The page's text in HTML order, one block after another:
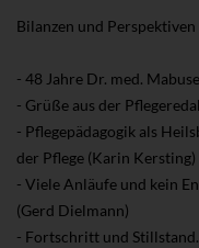
Bilanzen und Perspektiven
- 48 Jahre Dr. med.
- Grüße aus der
- Pflegepädagogik als
der Pflege (Karin Kersting)
- Viele Anläufe und kein
(Gerd Dielmann)
- Fortschritt und